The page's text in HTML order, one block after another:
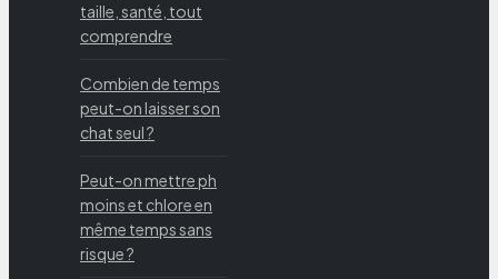
taille, santé, tout
comprendre
Combien de temps
peut-on laisser son
chat seul ?
Peut-on mettre ph
moins et chlore en
même temps sans
risque ?